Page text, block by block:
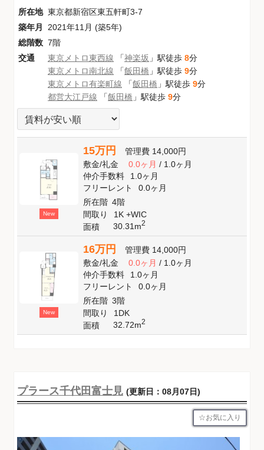
所在地 東京都新宿区東五軒町3-7
築年月
2021年11月 (築5年)
総階数 7階
交通
東京メトロ東西線 「神楽坂 」駅徒歩 8分
東京メトロ南北線 「飯田橋 」駅徒歩 9分
東京メトロ有楽町線 「飯田橋 」駅徒歩 9分
都営大江戸線 「飯田橋 」駅徒歩 9分
New
15万円 管理費 14,000円
敷金/礼金 0.0ヶ月/ 1.0ヶ月
仲介手数料
1.0ヶ月
フリーレント
0.0ヶ月
所在階 4階
間取り
1K +WIC
面積
30.31m2
New
16万円 管理費 14,000円
敷金/礼金 0.0ヶ月/ 1.0ヶ月
仲介手数料
1.0ヶ月
フリーレント
0.0ヶ月
所在階 3階
間取り
1DK
面積
32.72m2
プラース千代田富士見 (更新日：08月07日)
お気に入り